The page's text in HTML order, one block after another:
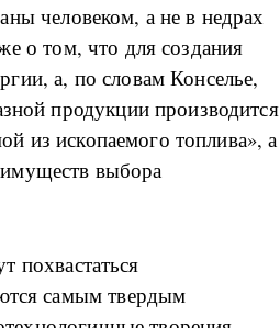
человеком, а не в недрах
о том, что для создания
а, по словам Конселье,
продукции производится
из ископаемого топлива», а
выбора
похвастаться
самым твердым